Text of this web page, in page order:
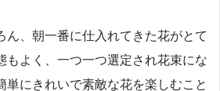
ん、朝一番に仕入れてきた花がとて
もよく、一つ一つ選定され花束にな
単にきれいで素敵な花を楽しむこと